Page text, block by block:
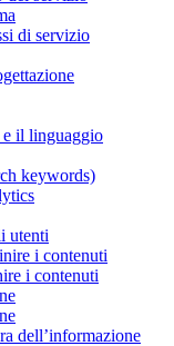
di servizio
e il linguaggio
keywords)
utenti
i contenuti
i contenuti
dell’informazione